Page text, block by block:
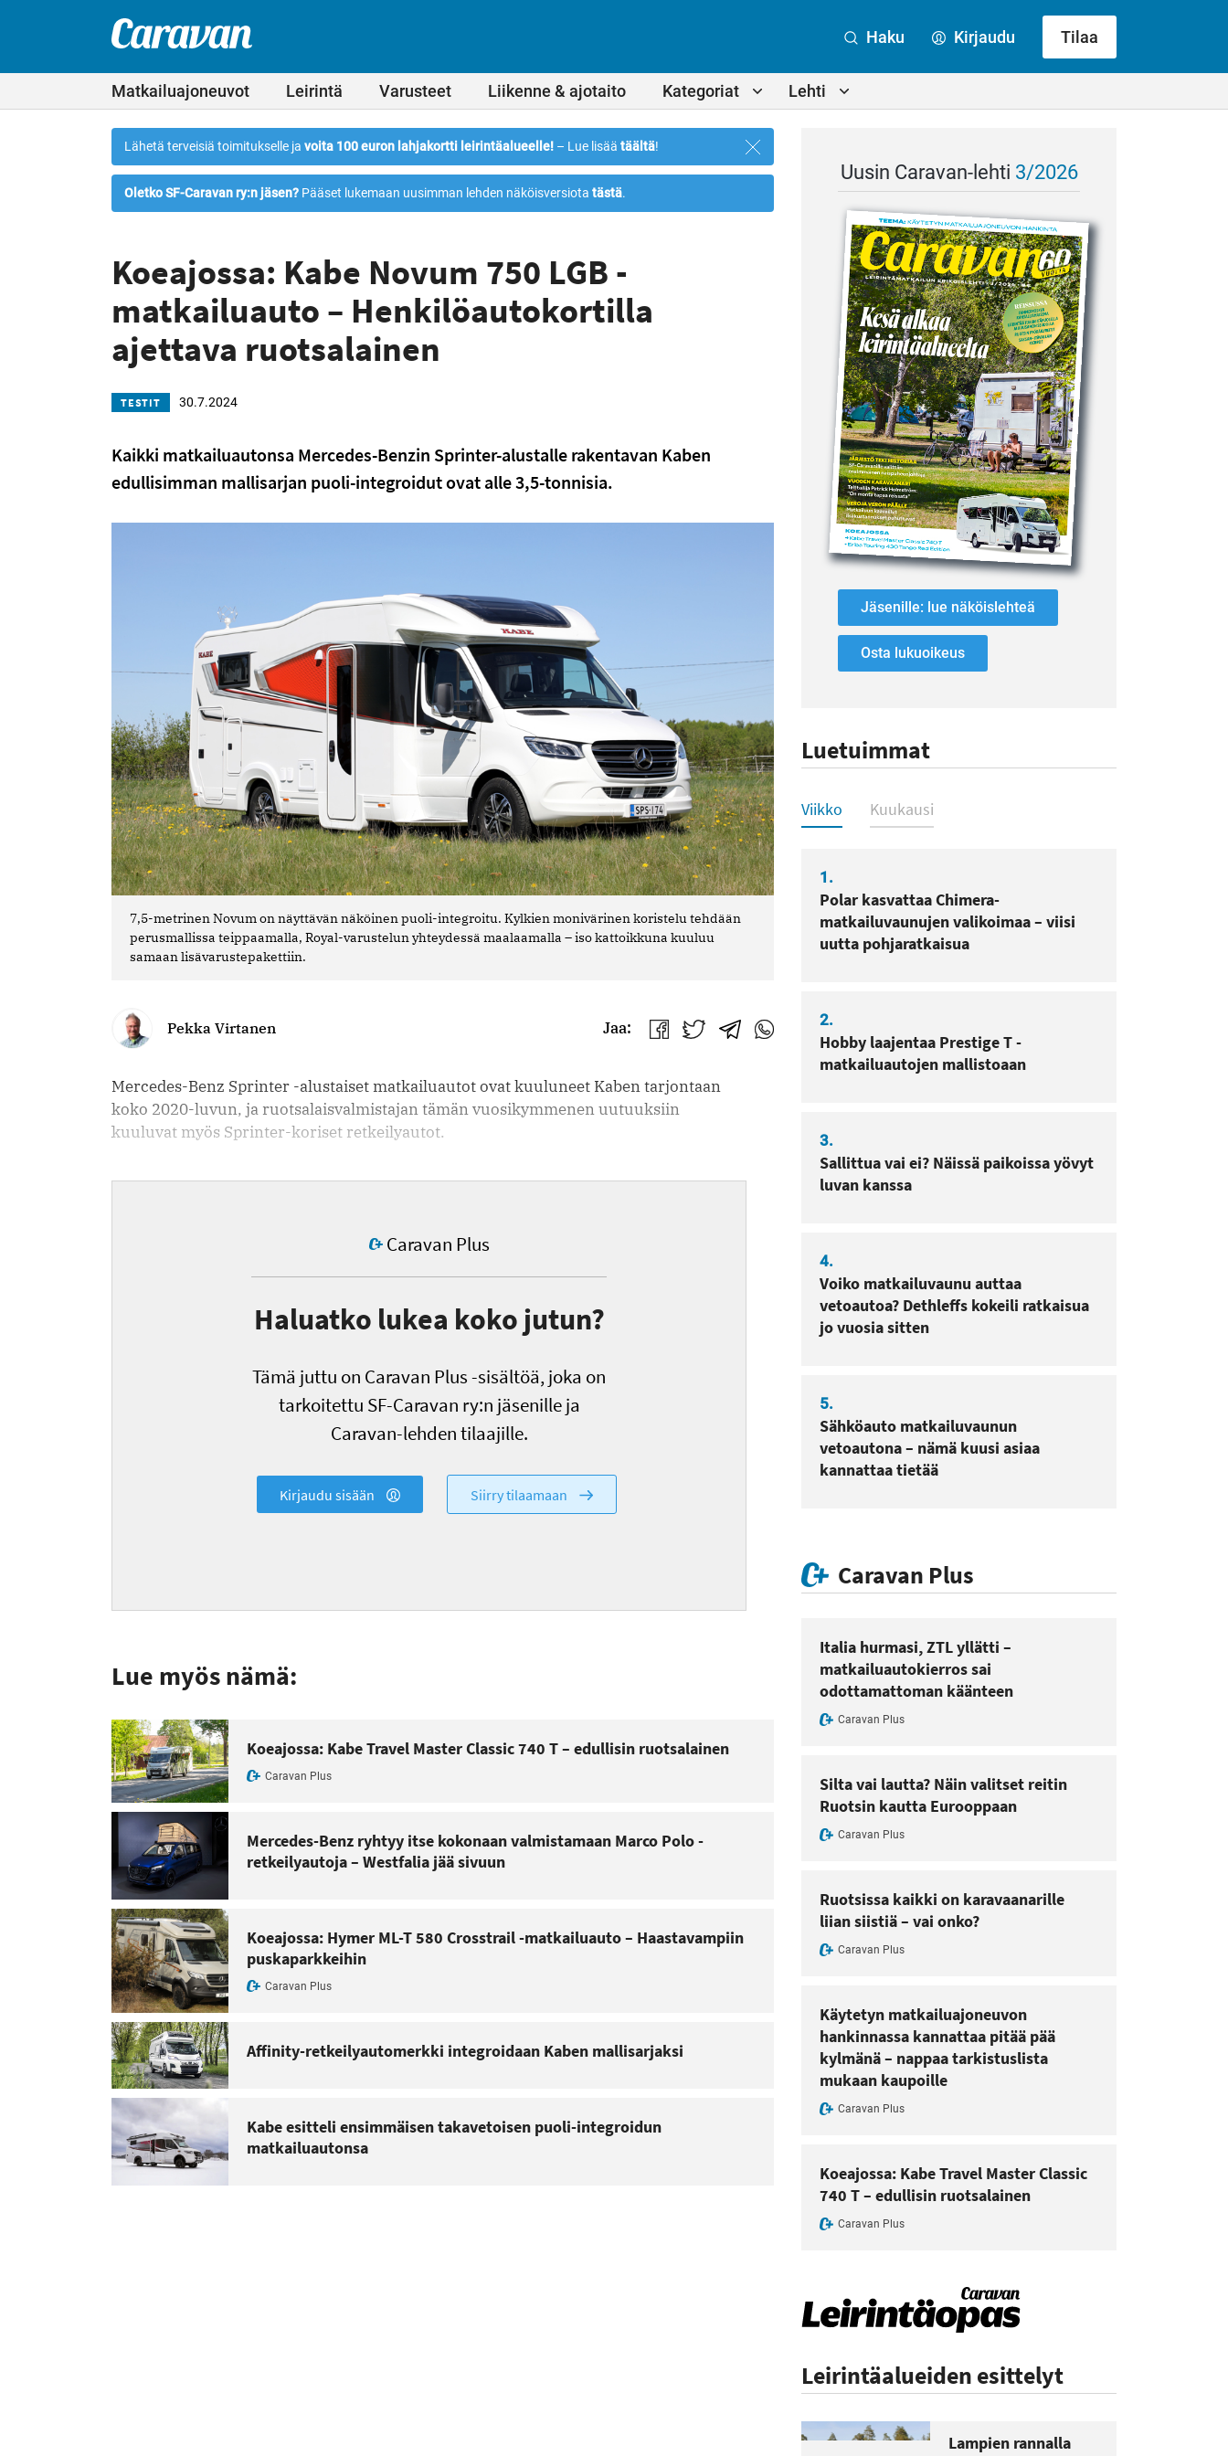
Caravan-
lehti
erikoislehti
Matkailuajoneuvot Leirintä Varusteet Liikenne & ajotaito Kategoriat Lehti
Haku Kirjaudu Tilaa
Lähetä terveisiä toimitukselle ja voita 100 euron lahjakortti leirintäalueelle! – Lue lisää täältä!
Sulje
ilmoitus
Oletko SF-Caravan ry:n jäsen? Pääset lukemaan uusimman lehden näköisversiota tästä.
Koeajossa: Kabe Novum 750 LGB -
matkailuauto – Henkilöautokortilla
ajettava ruotsalainen
TESTIT 30.7.2024
Kaikki matkailuautonsa Mercedes-Benzin Sprinter-alustalle rakentavan Kaben
edullisimman mallisarjan puoli-integroidut ovat alle 3,5-tonnisia.
7,5-metrinen Novum on näyttävän näköinen puoli-integroitu. Kylkien monivärinen koristelu tehdään
perusmallissa teippaamalla, Royal-varustelun yhteydessä maalaamalla – iso kattoikkuna kuuluu
samaan lisävarustepakettiin.
Pekka Virtanen Jaa:
Jaa
Jaa
Jaa
Telegrammissa
Jaa
WhatsAppissa
Mercedes-Benz Sprinter -alus­taiset matkailuautot ovat kuuluneet Kaben tarjontaan
koko 2020-luvun, ja ruotsa­laisvalmistajan tämän vuosikymmenen uutuuksiin
kuuluvat myös Sprinter-koriset retkeilyautot.
Caravan Plus
Haluatko lukea koko jutun?
Tämä juttu on Caravan Plus -sisältöä, joka on
tarkoitettu SF-Caravan ry:n jäsenille ja
Caravan-lehden tilaajille.
Kirjaudu sisään Siirry tilaamaan
Lue myös nämä:
Koeajossa: Kabe Travel Master Classic 740 T – edullisin ruotsalainen
Caravan Plus
Mercedes-Benz ryhtyy itse kokonaan valmistamaan Marco Polo -
retkeilyautoja – Westfalia jää sivuun
Koeajossa: Hymer ML-T 580 Crosstrail -matkailuauto – Haastavampiin
puskaparkkeihin
Caravan Plus
Affinity-retkeilyautomerkki integroidaan Kaben mallisarjaksi
Kabe esitteli ensimmäisen takavetoisen puoli-integroidun
matkailuautonsa
Uusin Caravan-lehti 3/2026
Jäsenille: lue näköislehteä
Osta lukuoikeus
Luetuimmat
Luetuimmat
Viikko Kuukausi
1.
Polar kasvattaa Chimera-
matkailuvaunujen valikoimaa – viisi
uutta pohjaratkaisua
2.
Hobby laajentaa Prestige T -
matkailuautojen mallistoaan
3.
Sallittua vai ei? Näissä paikoissa yövyt
luvan kanssa
4.
Voiko matkailuvaunu auttaa
vetoautoa? Dethleffs kokeili ratkaisua
jo vuosia sitten
5.
Sähköauto matkailuvaunun
vetoautona – nämä kuusi asiaa
kannattaa tietää
Caravan Plus
Italia hurmasi, ZTL yllätti –
matkailuautokierros sai
odottamattoman käänteen
Caravan Plus
Silta vai lautta? Näin valitset reitin
Ruotsin kautta Eurooppaan
Caravan Plus
Ruotsissa kaikki on karavaanarille
liian siistiä – vai onko?
Caravan Plus
Käytetyn matkailuajoneuvon
hankinnassa kannattaa pitää pää
kylmänä – nappaa tarkistuslista
mukaan kaupoille
Caravan Plus
Koeajossa: Kabe Travel Master Classic
740 T – edullisin ruotsalainen
Caravan Plus
Leirintäalueiden esittelyt
Lampien rannalla